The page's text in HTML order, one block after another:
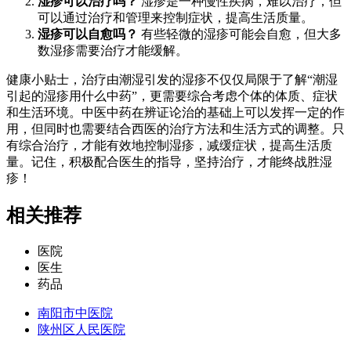
可以通过治疗和管理来控制症状，提高生活质量。
湿疹可以自愈吗？ 有些轻微的湿疹可能会自愈，但大多
数湿疹需要治疗才能缓解。
健康小贴士，治疗由潮湿引发的湿疹不仅仅局限于了解“潮湿
引起的湿疹用什么中药”，更需要综合考虑个体的体质、症状
和生活环境。中医中药在辨证论治的基础上可以发挥一定的作
用，但同时也需要结合西医的治疗方法和生活方式的调整。只
有综合治疗，才能有效地控制湿疹，减缓症状，提高生活质
量。记住，积极配合医生的指导，坚持治疗，才能终战胜湿
疹！
相关推荐
医院
医生
药品
南阳市中医院
陕州区人民医院